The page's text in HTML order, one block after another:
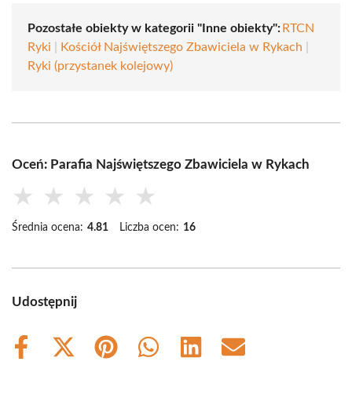
Pozostałe obiekty w kategorii "Inne obiekty": RTCN
Ryki
Kościół Najświętszego Zbawiciela w Rykach
Ryki (przystanek kolejowy)
Oceń: Parafia Najświętszego Zbawiciela w Rykach
★ ★ ★ ★ ★
Średnia ocena: 4.81 Liczba ocen: 16
Udostępnij
Share
Share
Share
Share
Share
Share